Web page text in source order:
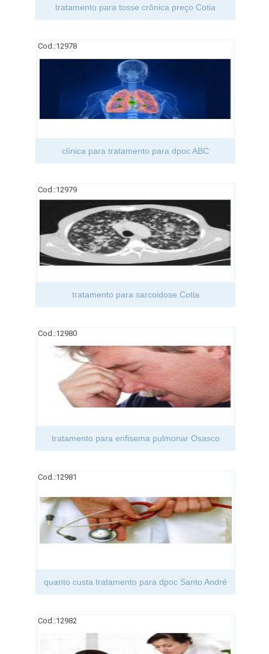
tratamento para tosse crônica preço Cotia
Cod.:12978
clínica para tratamento para dpoc ABC
Cod.:12979
tratamento para sarcoidose Cotia
Cod.:12980
tratamento para enfisema pulmonar Osasco
Cod.:12981
quanto custa tratamento para dpoc Santo André
Cod.:12982